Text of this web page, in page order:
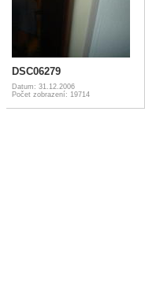
DSC06279
Datum: 31.12.2006
Počet zobrazení: 19714